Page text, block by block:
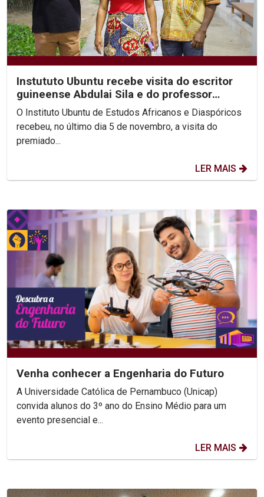
Instututo Ubuntu recebe visita do escritor
guineense Abdulai Sila e do professor
Arnaldo Sucuma
O Instituto Ubuntu de Estudos Africanos e Diaspóricos
recebeu, no último dia 5 de novembro, a visita do
premiado...
LER MAIS
Venha conhecer a Engenharia do Futuro
A Universidade Católica de Pernambuco (Unicap)
convida alunos do 3º ano do Ensino Médio para um
evento presencial e...
LER MAIS